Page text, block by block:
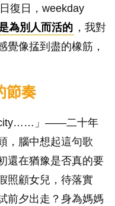
復日，weekday
為別人而活的 ，我對
覺像掹到盡的橡筋，
節奏
city……」——二十年
，腦中想起這句歌
還在猶豫是否真的要
照顧女兒，待落實
前夕出走？身為媽媽